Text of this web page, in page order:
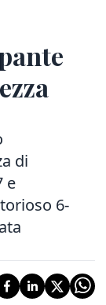
di
e
6-